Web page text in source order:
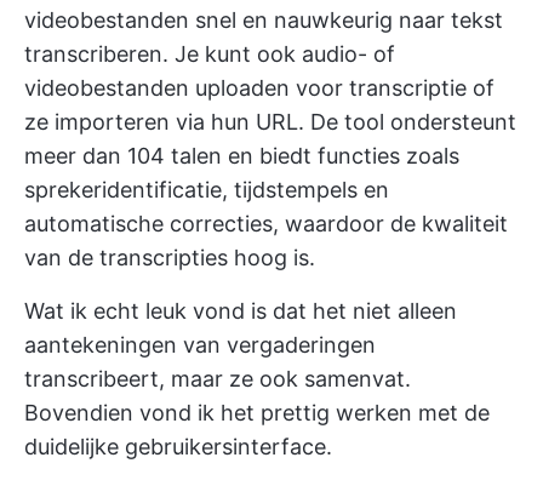
videobestanden snel en nauwkeurig naar tekst
transcriberen. Je kunt ook audio- of
videobestanden uploaden voor transcriptie of
ze importeren via hun URL. De tool ondersteunt
meer dan 104 talen en biedt functies zoals
sprekeridentificatie, tijdstempels en
automatische correcties, waardoor de kwaliteit
van de transcripties hoog is.
Wat ik echt leuk vond is dat het niet alleen
aantekeningen van vergaderingen
transcribeert, maar ze ook samenvat.
Bovendien vond ik het prettig werken met de
duidelijke gebruikersinterface.